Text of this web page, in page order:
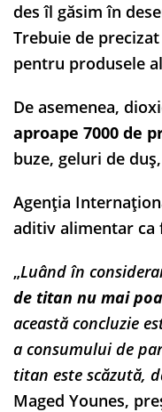
des îl găsim în
Trebuie de
pentru produsele
De asemenea,
aproape 7000 de
buze, geluri de
Agenția
aditiv alimentar ca
„Luând în
de titan nu mai
această concluzie
a consumului de
titan este scăzută,
Maged Younes,